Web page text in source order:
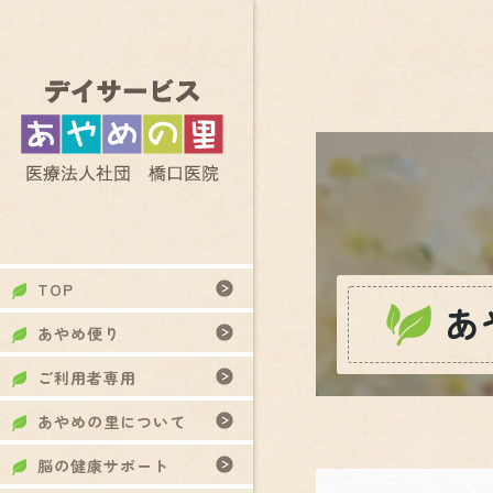
TOP
あやめ便り
ご利用者専用
あやめの里について
脳の健康サポート